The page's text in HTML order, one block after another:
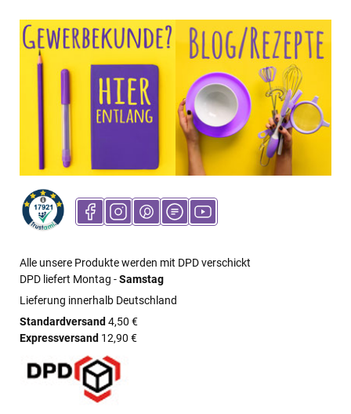
Alle unsere Produkte werden mit DPD verschickt
DPD liefert Montag -Samstag
Lieferung innerhalb Deutschland
Standardversand 4,50 €
Expressversand 12,90 €